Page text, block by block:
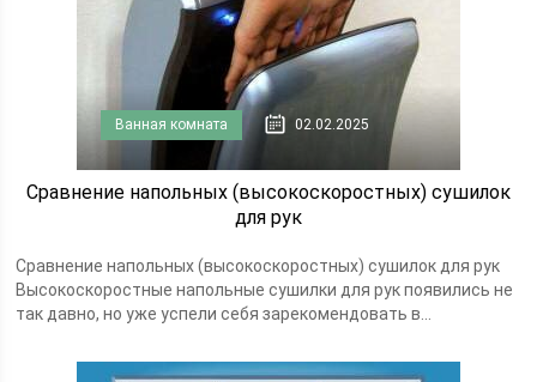
Ванная комната 02.02.2025
Сравнение напольных (высокоскоростных) сушилок
для рук
Сравнение напольных (высокоскоростных) сушилок для рук
Высокоскоростные напольные сушилки для рук появились не
так давно, но уже успели себя зарекомендовать в...